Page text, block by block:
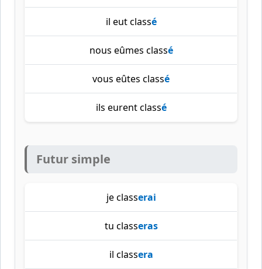
il eut classé
nous eûmes classé
vous eûtes classé
ils eurent classé
Futur simple
je classerai
tu classeras
il classera